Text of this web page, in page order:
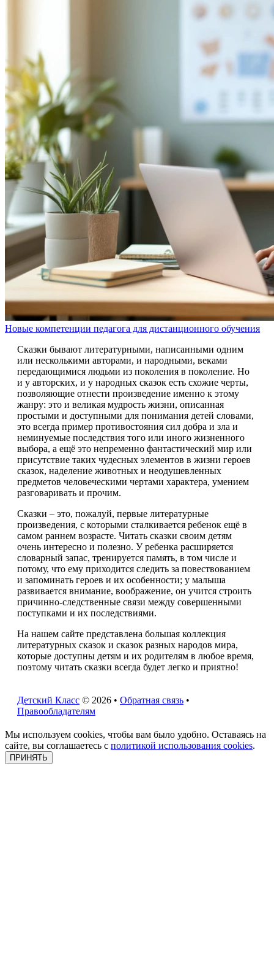
Новые компетенции педагога для дистанционного обучения
Сказки бывают литературными, написанными одним
или несколькими авторами, и народными, веками
передающимися людьми из поколения в поколение. Но
и у авторских, и у народных сказок есть схожие черты,
позволяющие отнести произведение именно к этому
жанру: это и великая мудрость жизни, описанная
простыми и доступными для понимания детей словами,
это всегда пример противостояния сил добра и зла и
неминуемые последствия того или иного жизненного
выбора, а ещё это непременно фантастический мир или
присутствие таких чудесных элементов в жизни героев
сказок, наделение животных и неодушевленных
предметов человеческими чертами характера, умением
разговаривать и прочим.
Сказки – это, пожалуй, первые литературные
произведения, с которыми сталкивается ребенок ещё в
самом раннем возрасте. Читать сказки своим детям
очень интересно и полезно. У ребенка расширяется
словарный запас, тренируется память, в том числе и
потому, что ему приходится следить за повествованием
и запоминать героев и их особенности; у малыша
развивается внимание, воображение, он учится строить
причинно-следственные связи между совершенными
поступками и их последствиями.
На нашем сайте представлена большая коллекция
литературных сказок и сказок разных народов мира,
которые доступны детям и их родителям в любое время,
поэтому читать сказки всегда будет легко и приятно!
Детский Класс © 2026 • Обратная связь •
Правообладателям
Мы используем cookies, чтобы вам было удобно. Оставаясь на
сайте, вы соглашаетесь с политикой использования cookies.
ПРИНЯТЬ